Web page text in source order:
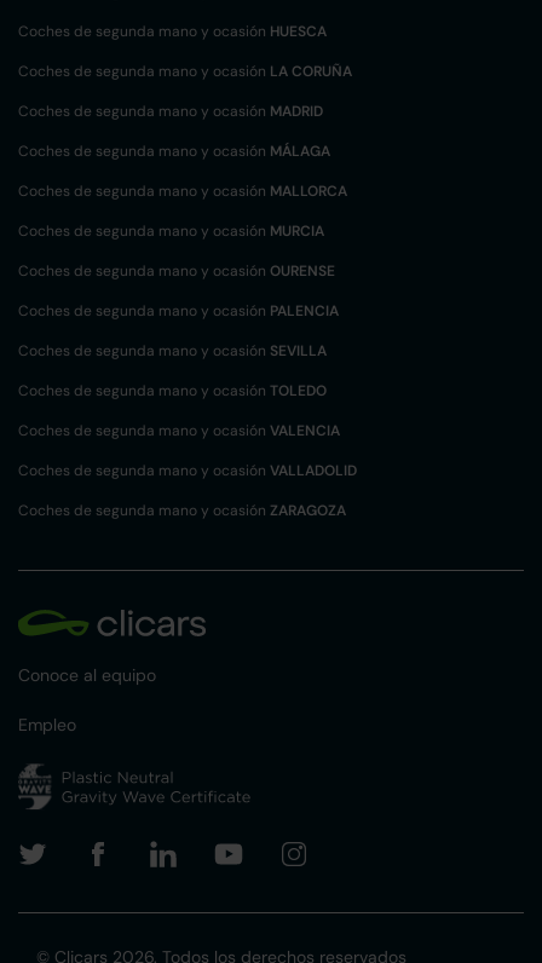
Coches de segunda mano y ocasión HUESCA
Coches de segunda mano y ocasión LA CORUÑA
Coches de segunda mano y ocasión MADRID
Coches de segunda mano y ocasión MÁLAGA
Coches de segunda mano y ocasión MALLORCA
Coches de segunda mano y ocasión MURCIA
Coches de segunda mano y ocasión OURENSE
Coches de segunda mano y ocasión PALENCIA
Coches de segunda mano y ocasión SEVILLA
Coches de segunda mano y ocasión TOLEDO
Coches de segunda mano y ocasión VALENCIA
Coches de segunda mano y ocasión VALLADOLID
Coches de segunda mano y ocasión ZARAGOZA
Conoce al equipo
Empleo
© Clicars 2026. Todos los derechos reservados